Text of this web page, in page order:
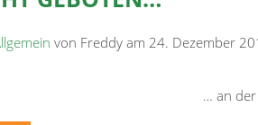
von Freddy am 24. Dezember
… an der